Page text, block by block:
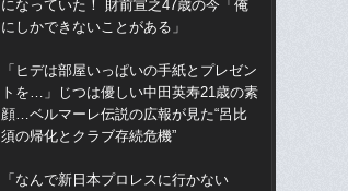
になっていた！ 財前宣之47歳の今「俺
にしかできないことがある」
「ヒデは部屋いっぱいの手紙とプレゼン
トを…」じつは優しい中田英寿21歳の素
顔…ベルマーレ伝説の広報が見た“呂比
須の帰化とクラブ存続危機”
「なんで新日本プロレスに行かない